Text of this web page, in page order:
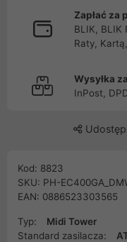
Zapłać za
BLIK, BLIK
Raty,
Wysyłka
InPost,
Kod: 8823
SKU: PH-
EAN: 0886523303565
Typ:
Midi Tower
Standard zasilacza: